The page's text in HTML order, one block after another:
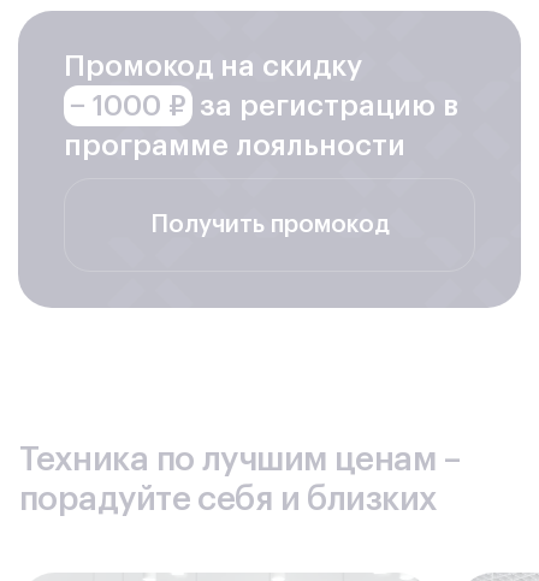
Промокод на скидку
− 1000 ₽ за регистрацию в
программе лояльности
Получить промокод
Техника по лучшим ценам –
порадуйте себя и близких